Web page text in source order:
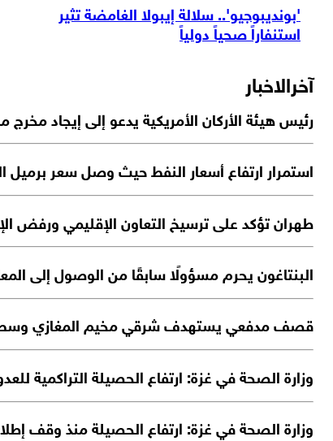
'بونديبوجيو'.. سلالة إيبولا الغامضة تثير
استنفاراً صحياً دولياً
آخرالاخبار
رئيس هيئة الأركان الأمريكية يدعو إلى إيجاد
استمرار ارتفاع أسعار النفط حيث وصل سعر برميل النفط
طهران تؤكد على ترسيخ التعاون الإقليمي ورفض
البنتاغون يحرم مسؤولًا سابقًا من الوصول إلى
قصف مدفعي يستهدف شرقي مخيم المغازي
وزارة الصحة في غزة: ارتفاع الحصيلة التراكمية للعدوان الإسرائيلي منذ 7 أكتوبر
وزارة الصحة في غزة: ارتفاع الحصيلة منذ وقف إطلاق النار إلى 1,257 شهيداً و4,131 إصابة، إضافة